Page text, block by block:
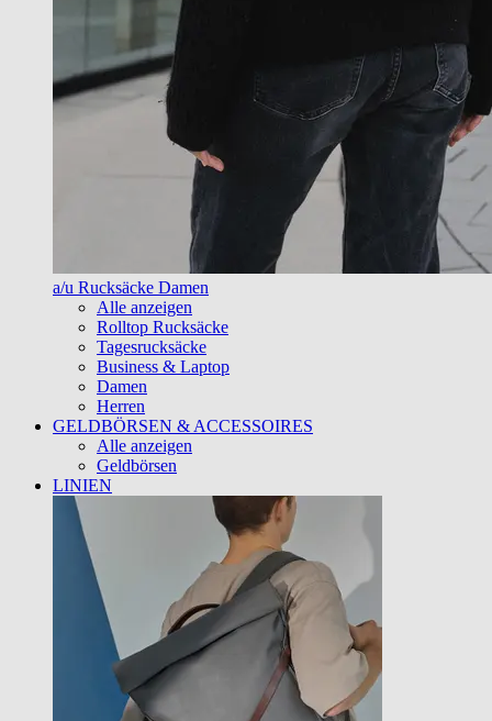
a/u Rucksäcke Damen
Alle anzeigen
Rolltop Rucksäcke
Tagesrucksäcke
Business & Laptop
Damen
Herren
GELDBÖRSEN & ACCESSOIRES
Alle anzeigen
Geldbörsen
LINIEN